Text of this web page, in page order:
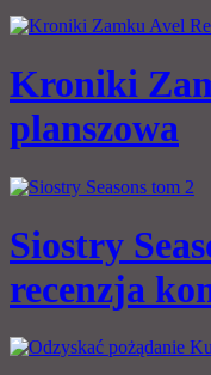
Kroniki
planszowa
Siostry
recenzja